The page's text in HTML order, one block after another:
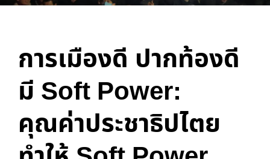
การเมืองดี ปากท้องดี
มี Soft Power:
คุณค่าประชาธิปไตย